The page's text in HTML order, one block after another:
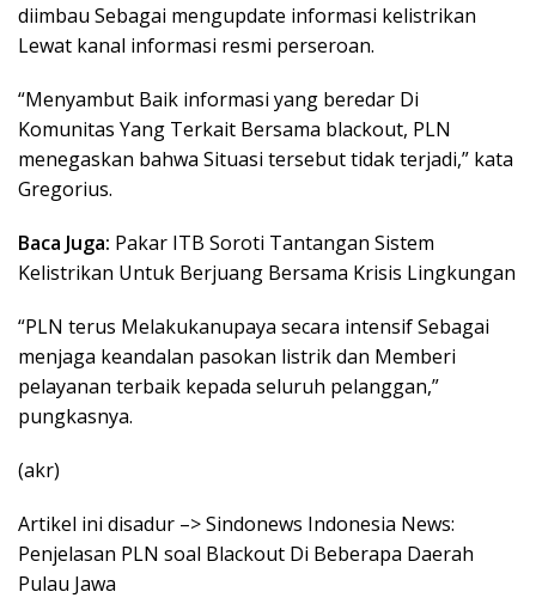
diimbau Sebagai mengupdate informasi kelistrikan
Lewat kanal informasi resmi perseroan.
“Menyambut Baik informasi yang beredar Di
Komunitas Yang Terkait Bersama blackout, PLN
menegaskan bahwa Situasi tersebut tidak terjadi,” kata
Gregorius.
Baca Juga: Pakar ITB Soroti Tantangan Sistem
Kelistrikan Untuk Berjuang Bersama Krisis Lingkungan
“PLN terus Melakukanupaya secara intensif Sebagai
menjaga keandalan pasokan listrik dan Memberi
pelayanan terbaik kepada seluruh pelanggan,”
pungkasnya.
(akr)
Artikel ini disadur –> Sindonews Indonesia News:
Penjelasan PLN soal Blackout Di Beberapa Daerah
Pulau Jawa